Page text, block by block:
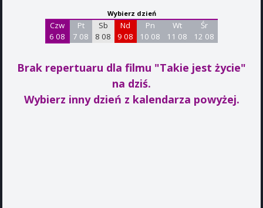
Wybierz dzień
Czw
6 08
Pt
7 08
Sb
8 08
Nd
9 08
Pn
10 08
Wt
11 08
Śr
12 08
Brak repertuaru dla filmu "Takie jest życie"
na dziś.
Wybierz inny dzień z kalendarza powyżej.